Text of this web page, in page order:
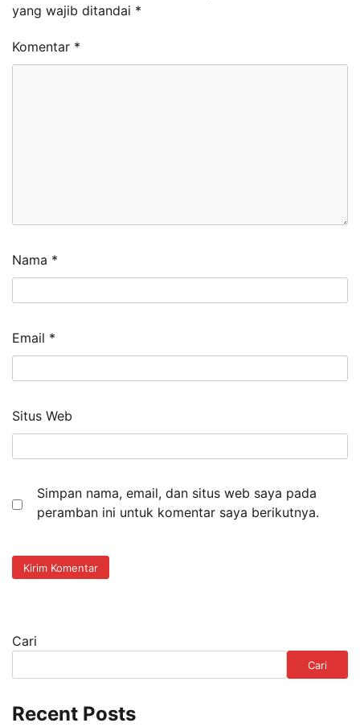
yang wajib ditandai *
Komentar *
Nama *
Email *
Situs Web
Simpan nama, email, dan situs web saya pada
peramban ini untuk komentar saya berikutnya.
Cari
Cari
Recent Posts